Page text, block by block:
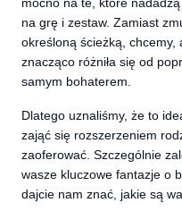
na grę i zestaw. Zamiast
określoną ścieżką, chcemy,
znacząco różniła się od
samym bohaterem.
Dlatego uznaliśmy, że to
zająć się rozszerzeniem
zaoferować. Szczególnie
wasze kluczowe fantazje o
dajcie nam znać, jakie są